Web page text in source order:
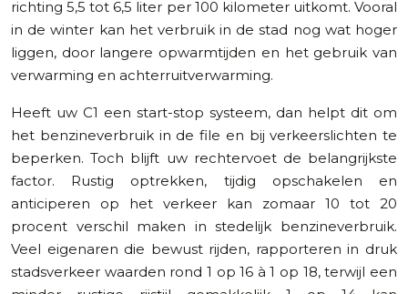
richting 5,5 tot 6,5 liter per 100 kilometer uitkomt. Vooral
in de winter kan het verbruik in de stad nog wat hoger
liggen, door langere opwarmtijden en het gebruik van
verwarming en achterruitverwarming.
Heeft uw C1 een start-stop systeem, dan helpt dit om
het benzineverbruik in de file en bij verkeerslichten te
beperken. Toch blijft uw rechtervoet de belangrijkste
factor. Rustig optrekken, tijdig opschakelen en
anticiperen op het verkeer kan zomaar 10 tot 20
procent verschil maken in stedelijk benzineverbruik.
Veel eigenaren die bewust rijden, rapporteren in druk
stadsverkeer waarden rond 1 op 16 à 1 op 18, terwijl een